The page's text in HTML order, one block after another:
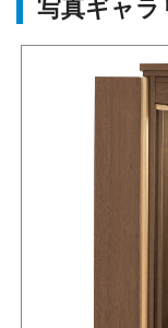
写真ギャラ